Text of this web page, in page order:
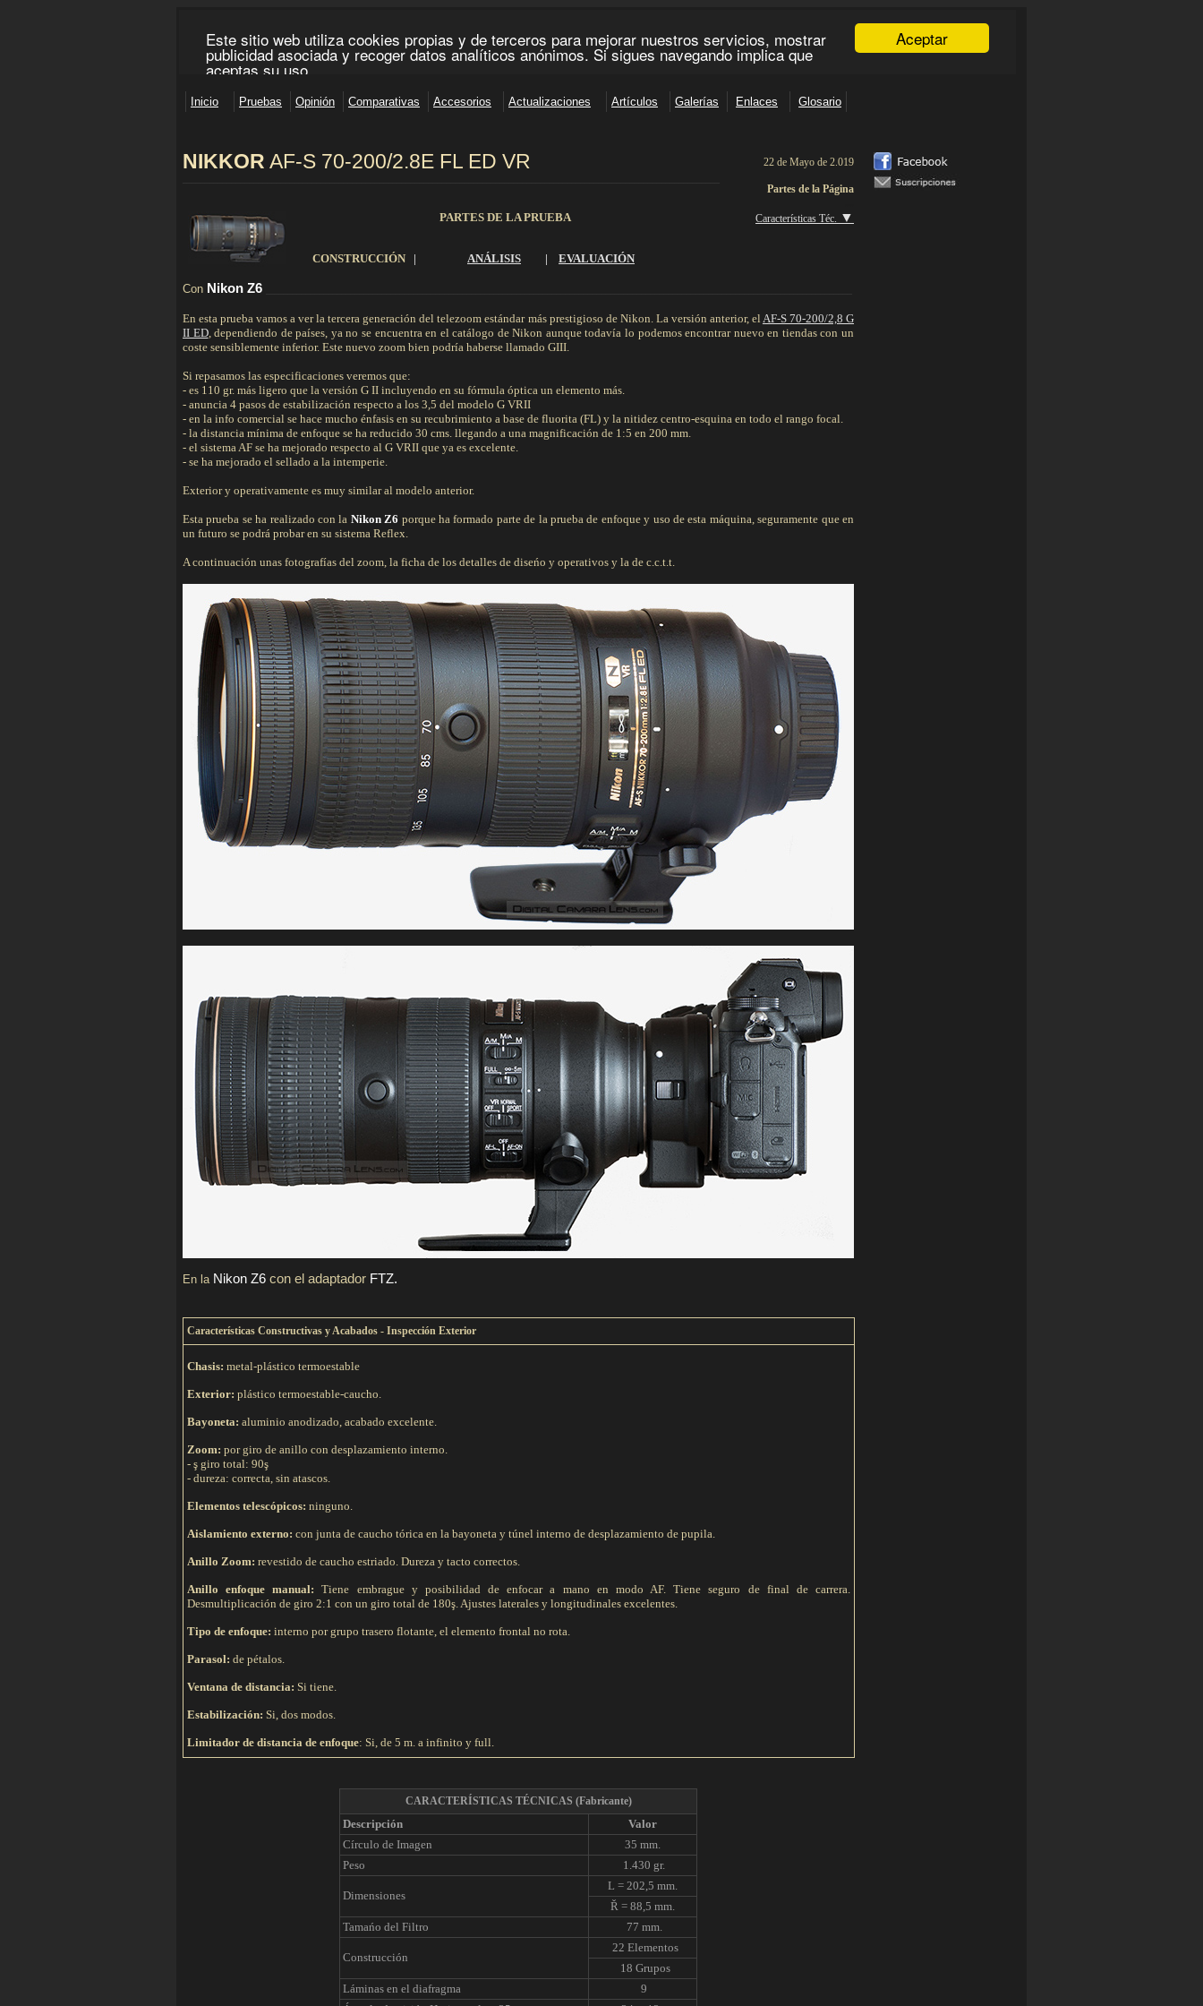
NIKKOR AF-S 70-200/2.8E FL ED VR 22 de Mayo de 2.019
Partes de la Página
Características Téc. ▼
PARTES DE LA PRUEBA
CONSTRUCCIÓN | ANÁLISIS | EVALUACIÓN
Con Nikon Z6
En esta prueba vamos a ver la tercera generación del telezoom estándar más prestigioso de Nikon. La versión anterior, elAF-S 70-200/2,8 G
II ED, dependiendo de países, ya no se encuentra en el catálogo de Nikon aunque todavía lo podemos encontrar nuevo en tiendas con un
coste sensiblemente inferior. Este nuevo zoom bien podría haberse llamado GIII.
Si repasamos las especificaciones veremos que:
- es 110 gr. más ligero que la versión G II incluyendo en su fórmula óptica un elemento más.
- anuncia 4 pasos de estabilización respecto a los 3,5 del modelo G VRII
- en la info comercial se hace mucho énfasis en su recubrimiento a base de fluorita (FL) y la nitidez centro-esquina en todo el rango focal.
- la distancia mínima de enfoque se ha reducido 30 cms. llegando a una magnificación de 1:5 en 200 mm.
- el sistema AF se ha mejorado respecto al G VRII que ya es excelente.
- se ha mejorado el sellado a la intemperie.
Exterior y operativamente es muy similar al modelo anterior.
Esta prueba se ha realizado con la Nikon Z6 porque ha formado parte de la prueba de enfoque y uso de esta máquina, seguramente que en
un futuro se podrá probar en su sistema Reflex.
A continuación unas fotografías del zoom, la ficha de los detalles de diseńo y operativos y la de c.c.t.t.
En la Nikon Z6 con el adaptador FTZ.
Características Constructivas y Acabados - Inspección Exterior
Chasis: metal-plástico termoestable
Exterior: plástico termoestable-caucho.
Bayoneta: aluminio anodizado, acabado excelente.
Zoom: por giro de anillo con desplazamiento interno.
- ş giro total: 90ş
- dureza: correcta, sin atascos.
Elementos telescópicos: ninguno.
Aislamiento externo: con junta de caucho tórica en la bayoneta y túnel interno de desplazamiento de pupila.
Anillo Zoom: revestido de caucho estriado. Dureza y tacto correctos.
Anillo enfoque manual: Tiene embrague y posibilidad de enfocar a mano en modo AF. Tiene seguro de final de carrera.
Desmultiplicación de giro 2:1 con un giro total de 180ş. Ajustes laterales y longitudinales excelentes.
Tipo de enfoque: interno por grupo trasero flotante, el elemento frontal no rota.
Parasol: de pétalos.
Ventana de distancia: Si tiene.
Estabilización: Si, dos modos.
Limitador de distancia de enfoque: Si, de 5 m. a infinito y full.
CARACTERÍSTICAS TÉCNICAS (Fabricante)
Descripción
Valor
Círculo de Imagen
35 mm.
Peso
1.430 gr.
Dimensiones
L = 202,5 mm.
Ř = 88,5 mm.
Tamańo del Filtro
77 mm.
Construcción
22 Elementos
18 Grupos
Láminas en el diafragma
9